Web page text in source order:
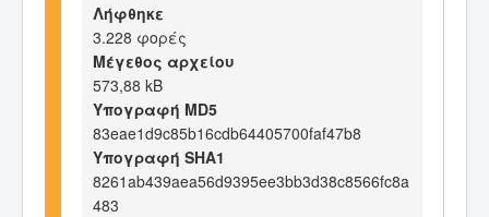
Λήφθηκε
3.228 φορές
Μέγεθος αρχείου
573,88 kB
Υπογραφή MD5
83eae1d9c85b16cdb64405700faf47b8
Υπογραφή SHA1
8261ab439aea56d9395ee3bb3d38c8566fc8a
483